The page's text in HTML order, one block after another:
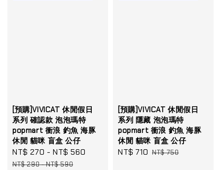
[預購]VIVICAT 休閒假日
系列 確認款 泡泡瑪特
popmart 衝浪 釣魚 海豚
休閒 貓咪 盲盒 公仔
Sale
price
NT$ 270 -NT$ 560
Regular
NT$ 290-NT$ 590
[預購]VIVICAT 休閒假日
系列 隱藏 泡泡瑪特
popmart 衝浪 釣魚 海豚
休閒 貓咪 盲盒 公仔
Sale
NT$ 710 Regular
NT$ 750